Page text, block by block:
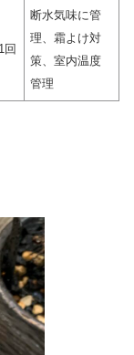
回
断水気味に管
理、霜よけ対
策、室内温度
管理